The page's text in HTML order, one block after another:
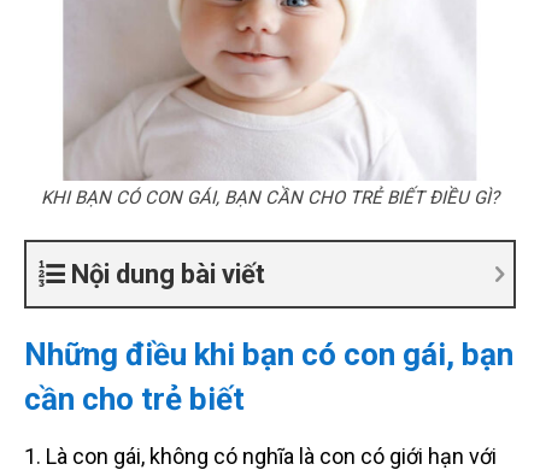
KHI BẠN CÓ CON GÁI, BẠN CẦN CHO TRẺ BIẾT ĐIỀU GÌ?
Nội dung bài viết
Những điều khi bạn có con gái, bạn
cần cho trẻ biết
1. Là con gái, không có nghĩa là con có giới hạn với